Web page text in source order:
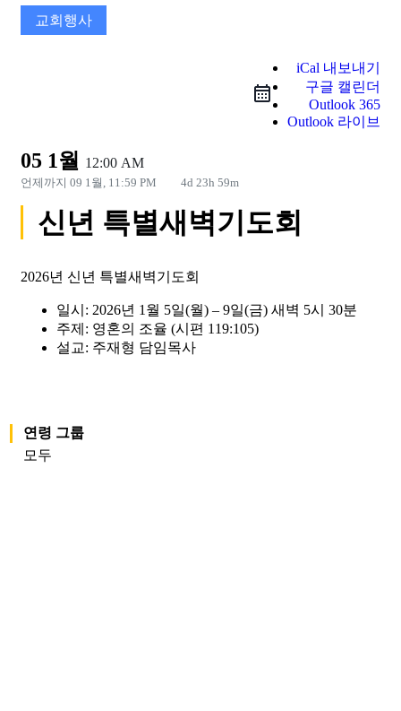
교회행사
iCal 내보내기
구글 캘린더
Outlook 365
Outlook 라이브
05 1월 12:00 AM
언제까지 09 1월, 11:59 PM 4d 23h 59m
신년 특별새벽기도회
2026년 신년 특별새벽기도회
일시: 2026년 1월 5일(월) – 9일(금) 새벽 5시 30분
주제: 영혼의 조율 (시편 119:105)
설교: 주재형 담임목사
연령 그룹
모두